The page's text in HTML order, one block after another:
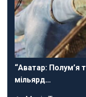
“Аватар: Полум’я
мільярд…